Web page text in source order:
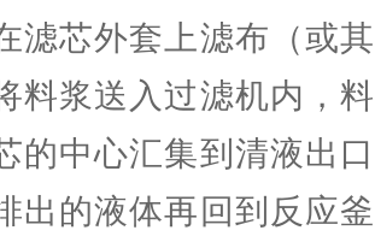
滤芯外套上滤布（或
料浆送入过滤机内，
的中心汇集到清液出
出的液体再回到反应